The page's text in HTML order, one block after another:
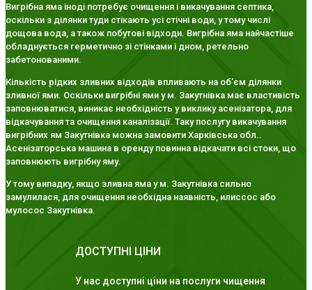
Вигрібна яма іноді потребує очищення і викачування септика,
оскільки з ділянки туди стікають усі стічні води, у тому числі
дощова вода, а також побутові відходи. Вигрібна яма найчастіше
обладнується герметично зі стінками і дном, ретельно
забетонованими.
Кількість рідких зливних відходів впливають на об'єм ділянки
зливної ями. Оскільки вигрібні ями у м. Закутнівка має властивість
заповнюватися, виникає необхідність у виклику асенізатора, для
відкачування та очищення каналізації. Таку послугу викачування
вигрібних ям Закутнівка можна замовити Харківська обл..
Асенізаторська машина в оренду повинна відкачати всі стоки, що
заповнюють вигрібну яму.
У тому випадку, якщо зливна яма у м. Закутнівка сильно
замулилася, для очищення необхідна наявність, илиссос або
мулосос Закутнівка.
ДОСТУПНІ ЦІНИ
У нас доступні ціни на послуги чищення